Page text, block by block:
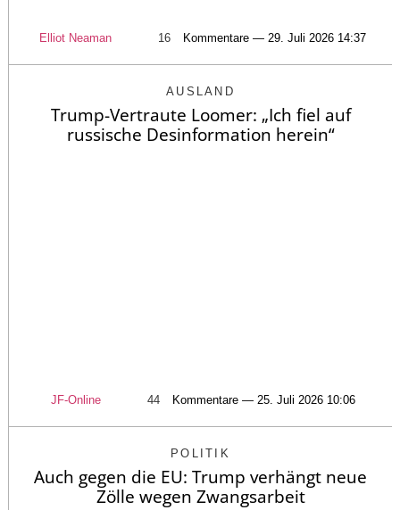
Elliot Neaman 16 Kommentare — 29. Juli 2026 14:37
AUSLAND
Trump-Vertraute Loomer: „Ich fiel auf
russische Desinformation herein“
JF-Online 44 Kommentare — 25. Juli 2026 10:06
POLITIK
Auch gegen die EU: Trump verhängt neue
Zölle wegen Zwangsarbeit